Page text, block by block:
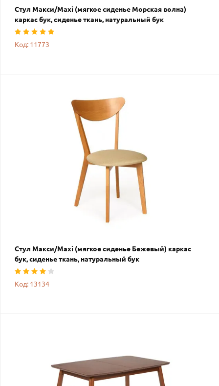
Стул Макси/Maxi (мягкое сиденье Морская волна)
каркас бук, сиденье ткань, натуральный бук
Код: 11773
Стул Макси/Maxi (мягкое сиденье Бежевый) каркас
бук, сиденье ткань, натуральный бук
Код: 13134